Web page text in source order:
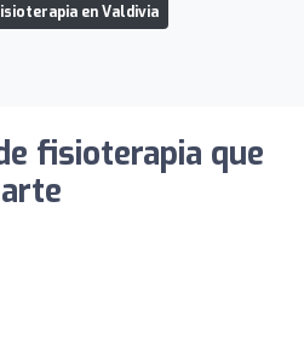
en Valdivia
fisioterapia que